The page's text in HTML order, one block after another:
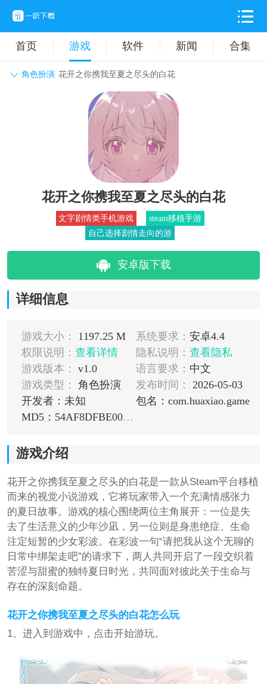
首页 游戏 软件 新闻 合集
角色扮演 花开之你携我至夏之尽头的白花
动作格斗 休闲益智
卡牌对战 音乐舞蹈
挂机养成
花开之你携我至夏之尽头的白花
文字剧情类手机游戏
steam移植手游
自己选择剧情走向的游
安卓版下载
详细信息
游戏大小： 1197.25 M 系统要求： 安卓4.4
权限说明： 查看详情 隐私说明： 查看隐私
游戏版本：
v1.0 语言要求： 中文
游戏类型：
角色扮演 发布时间：
2026-05-03
开发者：未知
包名：com.huaxiao.game
MD5：54AF8DFBE004F8C2BAA9B1CB4BA72029
游戏介绍
花开之你携我至夏之尽头的白花是一款从Steam平台移植
而来的视觉小说游戏，它将玩家带入一个充满情感张力
的夏日故事。游戏的核心围绕两位主角展开：一位是失
去了生活意义的少年沙凪，另一位则是身患绝症、生命
注定短暂的少女彩波。在彩波一句“请把我从这个无聊的
日常中绑架走吧”的请求下，两人共同开启了一段交织着
苦涩与甜蜜的独特夏日时光，共同面对彼此关于生命与
存在的深刻命题。
花开之你携我至夏之尽头的白花怎么玩
1、进入到游戏中，点击开始游玩。